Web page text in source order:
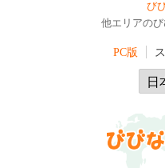
び
他エリアの
PC版